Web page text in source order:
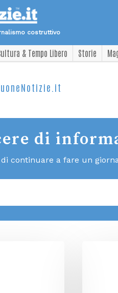
costruttivo
& Tempo Libero Storie
di
continuare a fare un